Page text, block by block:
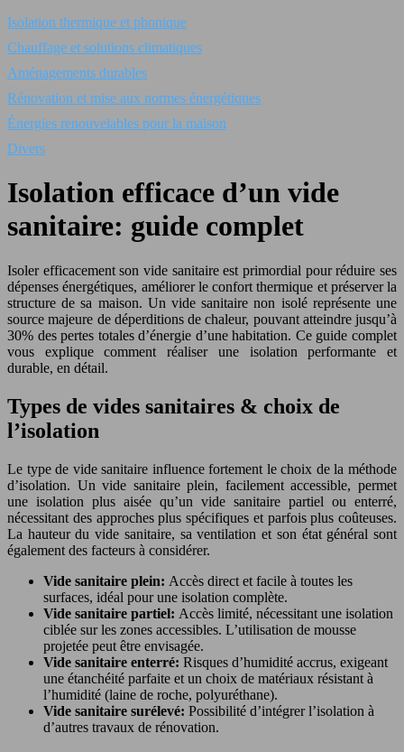
Isolation thermique et phonique
Chauffage et solutions climatiques
Aménagements durables
Rénovation et mise aux normes énergétiques
Énergies renouvelables pour la maison
Divers
Isolation efficace d’un vide
sanitaire: guide complet
Isoler efficacement son vide sanitaire est primordial pour réduire ses
dépenses énergétiques, améliorer le confort thermique et préserver la
structure de sa maison. Un vide sanitaire non isolé représente une
source majeure de déperditions de chaleur, pouvant atteindre jusqu’à
30% des pertes totales d’énergie d’une habitation. Ce guide complet
vous explique comment réaliser une isolation performante et
durable, en détail.
Types de vides sanitaires & choix de
l’isolation
Le type de vide sanitaire influence fortement le choix de la méthode
d’isolation. Un vide sanitaire plein, facilement accessible, permet
une isolation plus aisée qu’un vide sanitaire partiel ou enterré,
nécessitant des approches plus spécifiques et parfois plus coûteuses.
La hauteur du vide sanitaire, sa ventilation et son état général sont
également des facteurs à considérer.
Vide sanitaire plein: Accès direct et facile à toutes les
surfaces, idéal pour une isolation complète.
Vide sanitaire partiel: Accès limité, nécessitant une isolation
ciblée sur les zones accessibles. L’utilisation de mousse
projetée peut être envisagée.
Vide sanitaire enterré: Risques d’humidité accrus, exigeant
une étanchéité parfaite et un choix de matériaux résistant à
l’humidité (laine de roche, polyuréthane).
Vide sanitaire surélevé: Possibilité d’intégrer l’isolation à
d’autres travaux de rénovation.